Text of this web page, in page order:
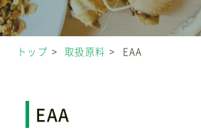
事業内容
取扱原料
トップ 取扱原料 EAA
EAA